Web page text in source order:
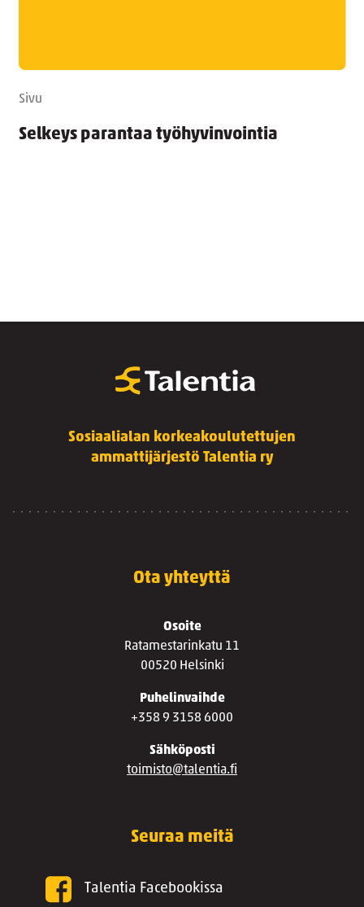
Sivu
Selkeys parantaa työhyvinvointia
Sosiaalialan korkeakoulutettujen
ammattijärjestö Talentia ry
Ota yhteyttä
Osoite
Ratamestarinkatu 11
00520 Helsinki
Puhelinvaihde
+358 9 3158 6000
Sähköposti
toimisto@talentia.fi
Seuraa meitä
Talentia Facebookissa